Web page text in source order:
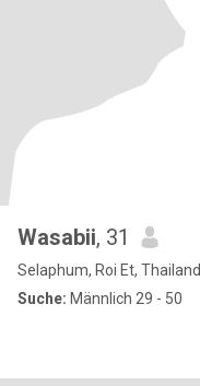
Wasabii, 31
Selaphum, Roi Et, Thailand
Suche: Männlich 29 - 50